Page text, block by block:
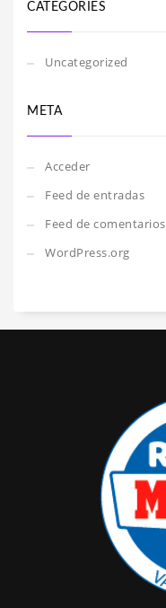
CATEGORIES
Uncategorized
META
Acceder
Feed de entradas
Feed de comentarios
WordPress.org